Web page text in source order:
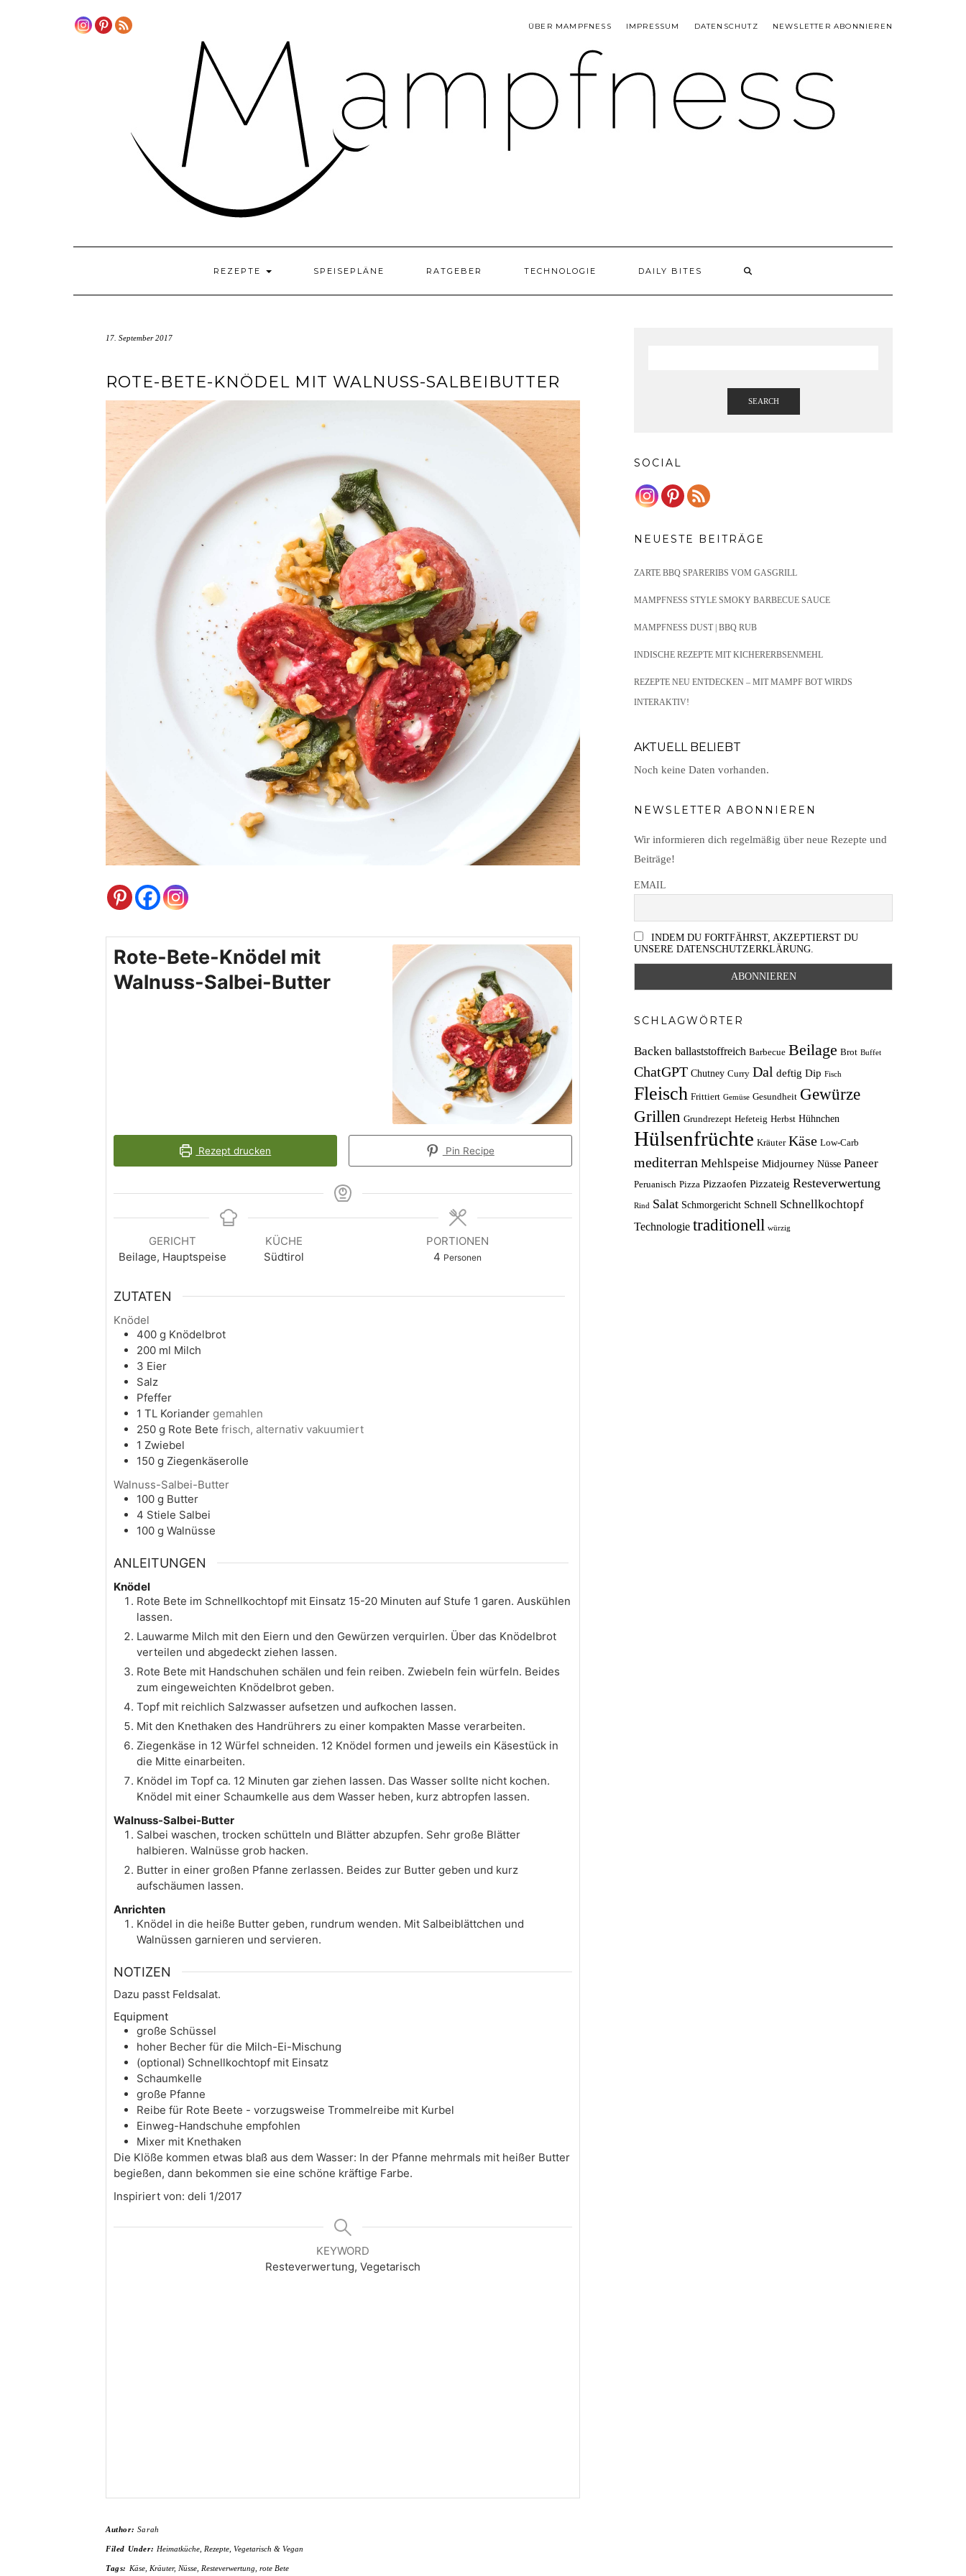
ÜBER MAMPFNESS IMPRESSUM DATENSCHUTZ NEWSLETTER ABONNIEREN
REZEPTE SPEISEPLÄNE RATGEBER TECHNOLOGIE DAILY BITES
17. September 2017
ROTE-BETE-KNÖDEL MIT WALNUSS-SALBEIBUTTER
Rote-Bete-Knödel mit
Walnuss-Salbei-Butter
Rezept drucken Pin Recipe
GERICHT
Beilage, Hauptspeise
KÜCHE
Südtirol
PORTIONEN
4 Personen
ZUTATEN
Knödel
400 g Knödelbrot
200 ml Milch
3 Eier
Salz
Pfeffer
1 TL Koriander gemahlen
250 g Rote Bete frisch, alternativ vakuumiert
1 Zwiebel
150 g Ziegenkäserolle
Walnuss-Salbei-Butter
100 g Butter
4 Stiele Salbei
100 g Walnüsse
ANLEITUNGEN
Knödel
Rote Bete im Schnellkochtopf mit Einsatz 15-20 Minuten auf Stufe 1 garen. Auskühlen
lassen.
Lauwarme Milch mit den Eiern und den Gewürzen verquirlen. Über das Knödelbrot
verteilen und abgedeckt ziehen lassen.
Rote Bete mit Handschuhen schälen und fein reiben. Zwiebeln fein würfeln. Beides
zum eingeweichten Knödelbrot geben.
Topf mit reichlich Salzwasser aufsetzen und aufkochen lassen.
Mit den Knethaken des Handrührers zu einer kompakten Masse verarbeiten.
Ziegenkäse in 12 Würfel schneiden. 12 Knödel formen und jeweils ein Käsestück in
die Mitte einarbeiten.
Knödel im Topf ca. 12 Minuten gar ziehen lassen. Das Wasser sollte nicht kochen.
Knödel mit einer Schaumkelle aus dem Wasser heben, kurz abtropfen lassen.
Walnuss-Salbei-Butter
Salbei waschen, trocken schütteln und Blätter abzupfen. Sehr große Blätter
halbieren. Walnüsse grob hacken.
Butter in einer großen Pfanne zerlassen. Beides zur Butter geben und kurz
aufschäumen lassen.
Anrichten
Knödel in die heiße Butter geben, rundrum wenden. Mit Salbeiblättchen und
Walnüssen garnieren und servieren.
NOTIZEN
Dazu passt Feldsalat.
Equipment
große Schüssel
hoher Becher für die Milch-Ei-Mischung
(optional) Schnellkochtopf mit Einsatz
Schaumkelle
große Pfanne
Reibe für Rote Beete - vorzugsweise Trommelreibe mit Kurbel
Einweg-Handschuhe empfohlen
Mixer mit Knethaken
Die Klöße kommen etwas blaß aus dem Wasser: In der Pfanne mehrmals mit heißer Butter
begießen, dann bekommen sie eine schöne kräftige Farbe.
Inspiriert von: deli 1/2017
KEYWORD
Resteverwertung, Vegetarisch
Author: Sarah
Filed Under: Heimatküche, Rezepte, Vegetarisch & Vegan
Tags: Käse, Kräuter, Nüsse, Resteverwertung rote Bete
SEARCH
SOCIAL
NEUESTE BEITRÄGE
ZARTE BBQ SPARERIBS VOM GASGRILL
MAMPFNESS STYLE SMOKY BARBECUE SAUCE
MAMPFNESS DUST | BBQ RUB
INDISCHE REZEPTE MIT KICHERERBSENMEHL
REZEPTE NEU ENTDECKEN – MIT MAMPF BOT WIRDS
INTERAKTIV!
AKTUELL BELIEBT
Noch keine Daten vorhanden.
NEWSLETTER ABONNIEREN
Wir informieren dich regelmäßig über neue Rezepte und
Beiträge!
EMAIL
INDEM DU FORTFÄHRST, AKZEPTIERST DU
UNSERE DATENSCHUTZERKLÄRUNG.
SCHLAGWÖRTER
Backen ballaststoffreich Barbecue Beilage Brot Buffet
ChatGPT Chutney Curry Dal deftig Dip Fisch
Fleisch Frittiert Gemüse Gesundheit Gewürze
Grillen Grundrezept Hefeteig Herbst Hühnchen
Hülsenfrüchte Kräuter Käse Low-Carb
mediterran Mehlspeise Midjourney Nüsse Paneer
Peruanisch Pizza Pizzaofen Pizzateig Resteverwertung
Rind Salat Schmorgericht Schnell Schnellkochtopf
Technologie traditionell würzig